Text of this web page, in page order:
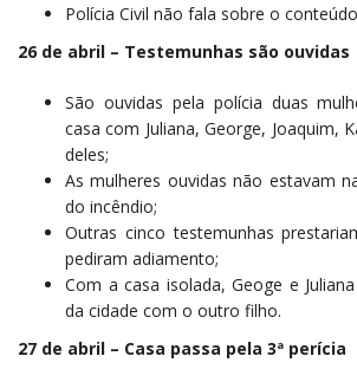
Polícia Civil não fala sobre o
26 de abril – Testemunhas são ouvidas
São ouvidas pela polícia duas
casa com Juliana, George, Joaquim,
deles;
As mulheres ouvidas não estavam
do incêndio;
Outras cinco testemunhas
pediram adiamento;
Com a casa isolada, Geoge e
da cidade com o outro filho.
27 de abril – Casa passa pela 3ª perícia